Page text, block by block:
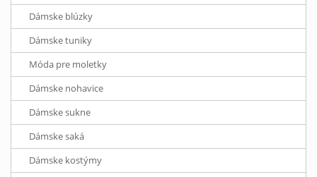
Dámske blúzky
Dámske tuniky
Móda pre moletky
Dámske nohavice
Dámske sukne
Dámske saká
Dámske kostýmy